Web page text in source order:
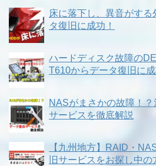
床に落下し、異音がす
タ復旧に成功！
ハードディスク故障の
T610からデータ復旧に成
NASがまさかの故障！
サービスを徹底解説
【九州地方】RAID・
旧サービスをお探し中